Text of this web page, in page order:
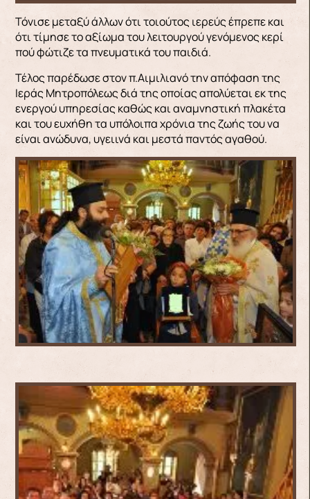
Τόνισε μεταξύ άλλων ότι τοιούτος ιερεύς έπρεπε και
ότι τίμησε το αξίωμα του λειτουργού γενόμενος κερί
πού φώτιζε τα πνευματικά του παιδιά.
Τέλος παρέδωσε στον π.Αιμιλιανό την απόφαση της
Ιεράς Μητροπόλεως διά της οποίας απολύεται εκ της
ενεργού υπηρεσίας καθώς και αναμνηστική πλακέτα
και του ευχήθη τα υπόλοιπα χρόνια της ζωής του να
είναι ανώδυνα, υγειινά και μεστά παντός αγαθού.